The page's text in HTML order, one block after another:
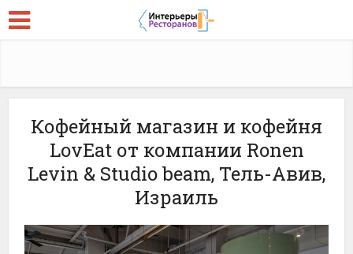
Кофейный магазин и кофейня
LovEat от компании Ronen
Levin & Studio beam, Тель-Авив,
Израиль